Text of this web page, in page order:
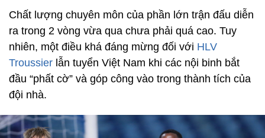
Chất lượng chuyên môn của phần lớn trận đấu diễn
ra trong 2 vòng vừa qua chưa phải quá cao. Tuy
nhiên, một điều khá đáng mừng đối với HLV
Troussier lẫn tuyển Việt Nam khi các nội binh bắt
đầu “phất cờ” và góp công vào trong thành tích của
đội nhà.